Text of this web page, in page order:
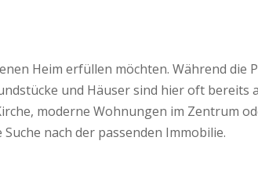
Heim erfüllen möchten. Während die
und Häuser sind hier oft bereits
moderne Wohnungen im Zentrum
nach der passenden Immobilie.